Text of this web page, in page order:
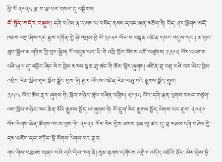
ཕྱི་ལོ་༢༠༢༥ ཟླ་བ་ལྔ་པར་གསར་དུ་བསྒྲིགས།
ངོ་སྤྲོད་མདོར་བསྡུས། དགེ་བཤེས་ལྷ་རམས་པ་བསོད་ནམས་དབང་ལྡན་མཆོག་ནི། བོད་ཤར་ཕྱོགས་མདོ་
ཁམས་བཀྲ་ཤིས་དར་རྒྱས་དགོན་གྱི་ཉེ་འགྲམ་ཕྱི་ལོ་༡༩༨༠ ལོར་ཕ་བསྟན་འཛིན་དབང་འདུས་དང༌། མ་བྱང་
ཆུབ་སྒྲོལ་མ་གཉིས་ཀྱི་བུར་སྐྱེས། ལོ་བདུན་པར་ཡི་གེ་འབྲི་ཀློག་སོགས་འགོ་བཙུགས། ༡༩༩༢ ལོར་འཕགས་
པའི་ཡུལ་དུ་འབྱོར་ཞིང་སེར་བྱེས་མཁས་སྙན་གྲྭ་ཚང་གི་ཆོས་སྒོར་ཞུགས། འཛིན་གྲྭ་བཅུ་པའི་བར་སེར་བྱེས་
འབྲིང་རིམ་སློབ་གྲྭར་སློབ་སྦྱོང་བྱས་ཏེ། རྒྱལ་ཡོངས་འཛིན་རིམ་བཅུ་པའི་རྒྱུགས་སྤྲོད་གྲུབ།
༡༩༩༨ ལོར་ཆོས་གྲྭར་ཞུགས་ཏེ། སློབ་གཉེར་ཚུལ་བཞིན་བགྱིས། ༢༠༡༥ ལོར་དགེ་ལྡན་ལུགས་བཟང་གཙུག་
ལག་སློབ་གཉེར་ཁང་ཆེན་མོའི་རྒྱུགས་སྤྲོད་ལ་ཞུགས་ཏེ། ལོ་དྲུག་རིང་རྒྱུགས་སྤྲོད་ལེགས་པར་གྲུབ། ༢༠༢༠
ལོར་རིགས་ཆེན་ཚོགས་ལངས་བྱས་ཏེ། ༢༠༢༡ ལོར་སེར་བྱེས་མཁས་སྙན་གྲྭ་ཚང་དུ་ལྷ་རམས་དགེ་བཤེས་ཀྱི་
དམ་འཇོག་དང་གཏོང་སྒོ་སོགས་ལེགས་པར་གྲུབ།
གང་གིས་བརྩམས་གནང་བའི་དཔེ་དེབ་ཁག་ནི། སུམ་རྟགས་དགོངས་འགྲེལ་འདོད་འཇོའི་ནོར། སེར་བྱེས་ཏྲེ་